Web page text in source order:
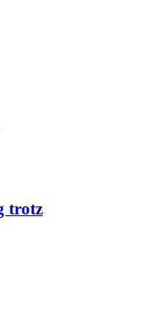
trotz